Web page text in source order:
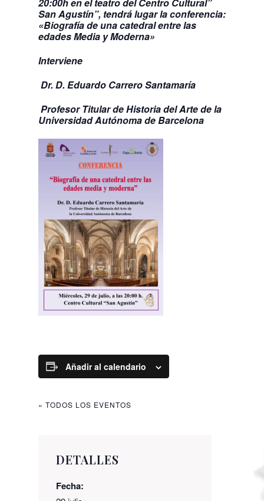
San Agustín”, tendrá lugar la conferencia:
«Biografía de una catedral entre las
edades Media y Moderna»
Interviene
Dr. D. Eduardo Carrero Santamaría
Profesor Titular de Historia del Arte de la
Universidad Autónoma de Barcelona
Añadir al calendario
« TODOS LOS EVENTOS
DETALLES
Fecha: